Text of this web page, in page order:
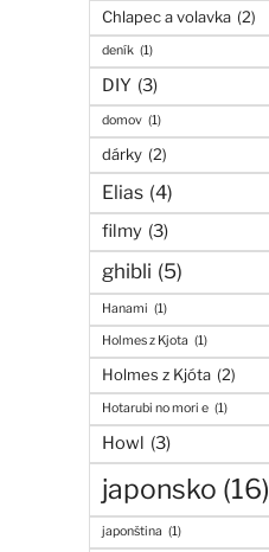
Chlapec a volavka (2)
deník (1)
DIY (3)
domov (1)
dárky (2)
Elias (4)
filmy (3)
ghibli (5)
Hanami (1)
Holmes z Kjota (1)
Holmes z Kjóta (2)
Hotarubi no mori e (1)
Howl (3)
japonsko (16)
japonština (1)